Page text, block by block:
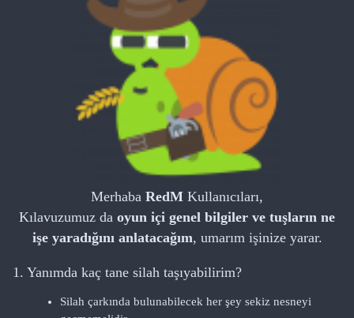
Merhaba RedM Kullanıcıları,
Kılavuzumuz da oyun içi genel bilgiler ve tuşların ne
işe yaradığını anlatacağım, umarım işinize yarar.
1. Yanımda kaç tane silah taşıyabilirim?
Silah çarkında bulunabilecek her şey sekiz nesneyi